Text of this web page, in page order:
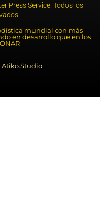
Press Service. Todos los
mundial con más
en desarrollo que en los
Atiko.Studio